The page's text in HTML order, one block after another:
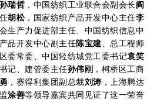
孙瑞哲 ，中国纺织工业联合会副会长 阎
胡松，国家纺织产品开发中心主任李
生产力促进部主任、中国纺织信息中
品开发中心副主任陈宝建、总工程师
委常委、中国轻纺城党工委书记袁笑
记、建管委主任孙伟刚 ，柯桥区工商
，赛得利集团副总裁刘涛 ，上海腾达
涂善等领导嘉宾共同见证了这一荣誉